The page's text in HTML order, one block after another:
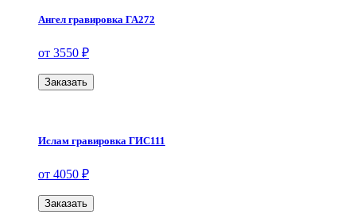
Ангел гравировка ГА272
от 3550 ₽
Заказать
Ислам гравировка ГИС111
от 4050 ₽
Заказать